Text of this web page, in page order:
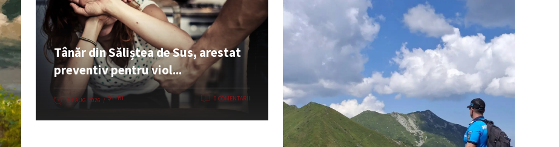
Tânăr din Săliștea de Sus, arestat
preventiv pentru viol...
07 AUG. 2026 ȘTIRI 0 COMENTARII